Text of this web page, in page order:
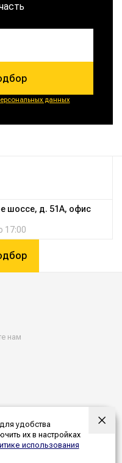
данных
шоссе, д. 51А, офис
17:00
нам
cookies
удобства
их в настройках
использования